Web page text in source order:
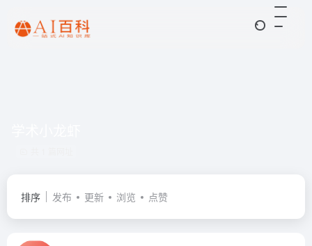
排序 发布 更新 浏览 点赞